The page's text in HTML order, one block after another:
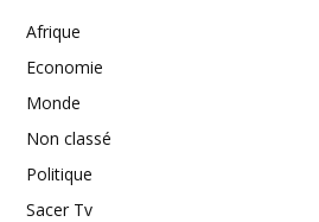
Afrique
Economie
Monde
Non classé
Politique
Sacer Tv